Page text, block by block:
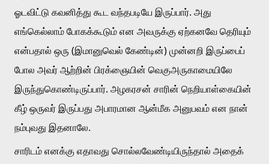
ஓடவிட்டு கவனித்து கூட வந்தபடியே இருப்பார். அது
எங்கெல்லாம் போகக்கூடும் என அவருக்கு ஏற்கனவே தெரியும்
என்பதால் ஒரு (இமானுவெல் கேண்டின்) முன்னறி இருப்பைப்
போல அவர் ஆற்றின் பிரக்ஞையின் வெகுஅருகாமையிலே
இருந்துகொண்டிருப்பார். அழகரசன் சாரின் நெறியாள்கையின்
கீழ் ஒருவர் இருப்பது அபாரமான ஆன்மீக அனுபவம் என நான்
நம்புவது இதனாலே.
சாரிடம் எனக்கு எதாவது சொல்லவேண்டியிருந்தால் அதைக்